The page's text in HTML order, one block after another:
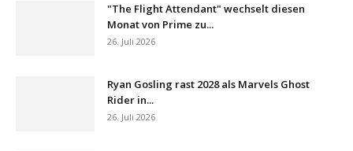
"The Flight Attendant" wechselt diesen
Monat von Prime zu...
26. Juli 2026
Ryan Gosling rast 2028 als Marvels Ghost
Rider in...
26. Juli 2026